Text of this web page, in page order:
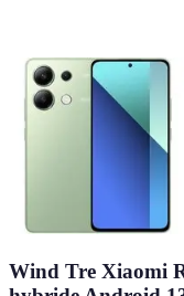
Wind Tre Xiaomi